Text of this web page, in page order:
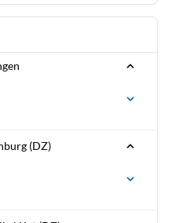
(DZ)